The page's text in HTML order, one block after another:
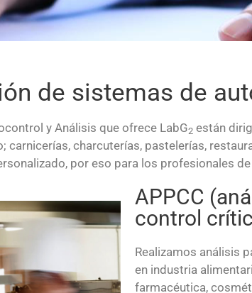
de sistemas de
y Análisis que ofrece LabG2 están
charcuterías, pastelerías,
por eso para los profesionales de
APPCC
control
Realizamos análisis
en industria
farmacéutica,